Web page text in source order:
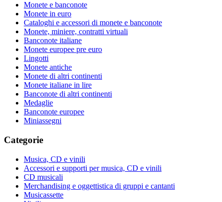
Monete e banconote
Monete in euro
Cataloghi e accessori di monete e banconote
Monete, miniere, contratti virtuali
Banconote italiane
Monete europee pre euro
Lingotti
Monete antiche
Monete di altri continenti
Monete italiane in lire
Banconote di altri continenti
Medaglie
Banconote europee
Miniassegni
Categorie
Musica, CD e vinili
Accessori e supporti per musica, CD e vinili
CD musicali
Merchandising e oggettistica di gruppi e cantanti
Musicassette